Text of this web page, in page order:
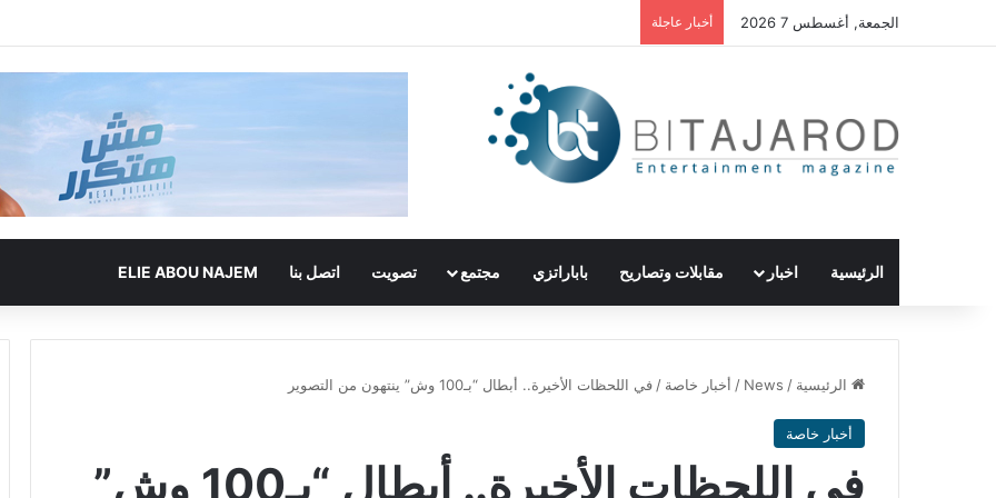
الجمعة, أغسطس 7 2026 أخبار عاجلة
الرئيسية اخبار مقابلات وتصاريح باباراتزي مجتمع تصويت اتصل بنا ELIE ABOU NAJEM
الرئيسية /
News
/ أخبار خاصة / في اللحظات الأخيرة.. أبطال “بـ100 وش” ينتهون من التصوير
أخبار خاصة
في اللحظات الأخيرة.. أبطال “بـ100 وش”